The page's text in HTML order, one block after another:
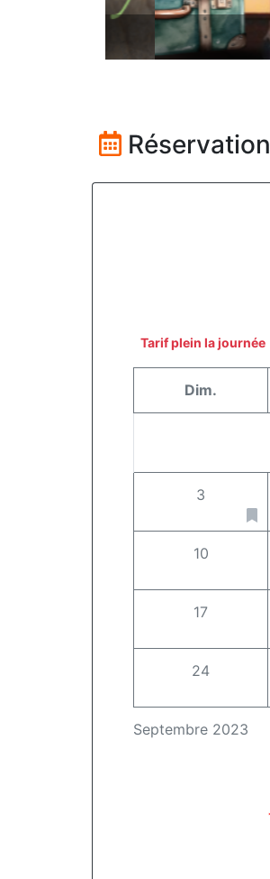
Tarif plein la journée
Septembre 2023
Dim.
3
10
17
24